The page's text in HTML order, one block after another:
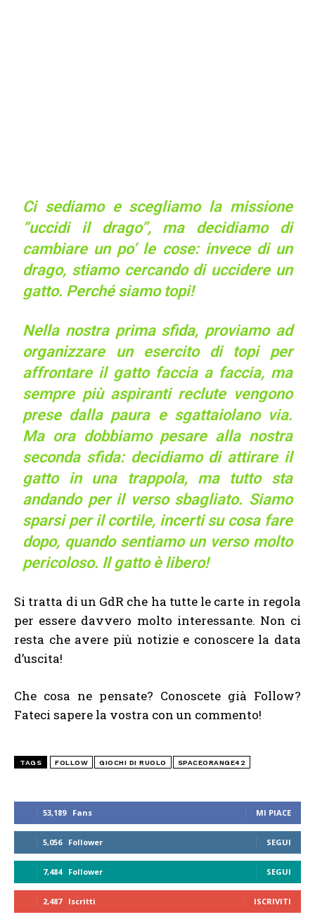
53,189 Fans MI PIACE
5,056 Follower SEGUI
7,484 Follower SEGUI
2,487 Iscritti ISCRIVITI
Ci sediamo e scegliamo la missione
“uccidi il drago”, ma decidiamo di
cambiare un po’ le cose: invece di un
drago, stiamo cercando di uccidere un
gatto. Perché siamo topi!
Nella nostra prima sfida, proviamo ad
organizzare un esercito di topi per
affrontare il gatto faccia a faccia, ma
sempre più aspiranti reclute vengono
prese dalla paura e sgattaiolano via.
Ma ora dobbiamo pesare alla nostra
seconda sfida: decidiamo di attirare il
gatto in una trappola, ma tutto sta
andando per il verso sbagliato. Siamo
sparsi per il cortile, incerti su cosa fare
dopo, quando sentiamo un verso molto
pericoloso. Il gatto è libero!
Si tratta di un GdR che ha tutte le carte in regola
per essere davvero molto interessante. Non ci
resta che avere più notizie e conoscere la data
d’uscita!
Che cosa ne pensate? Conoscete già Follow?
Fateci sapere la vostra con un commento!
TAGS FOLLOW GIOCHI DI RUOLO SPACEORANGE42